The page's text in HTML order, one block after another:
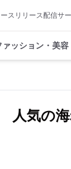
スリリース配信サ
ァッション・美容
人気の